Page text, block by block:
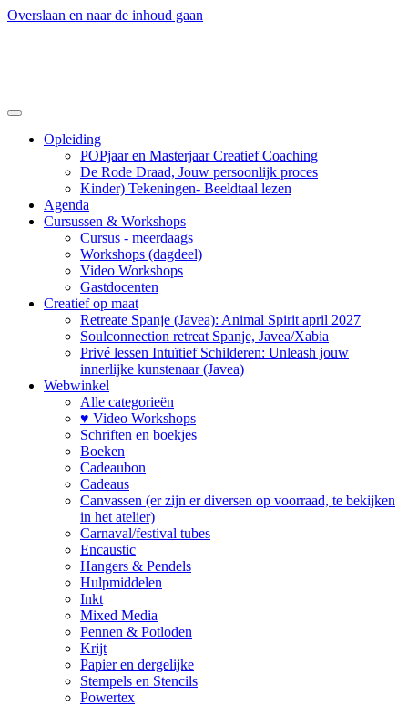
Overslaan en naar de inhoud gaan
Opleiding
POPjaar en Masterjaar Creatief Coaching
De Rode Draad, Jouw persoonlijk proces
Kinder) Tekeningen- Beeldtaal lezen
Agenda
Cursussen & Workshops
Cursus - meerdaags
Workshops (dagdeel)
Video Workshops
Gastdocenten
Creatief op maat
Retreate Spanje (Javea): Animal Spirit april 2027
Soulconnection retreat Spanje, Javea/Xabia
Privé lessen Intuïtief Schilderen: Unleash jouw
innerlijke kunstenaar (Javea)
Webwinkel
Alle categorieën
♥ Video Workshops
Schriften en boekjes
Boeken
Cadeaubon
Cadeaus
Canvassen (er zijn er diversen op voorraad, te bekijken
in het atelier)
Carnaval/festival tubes
Encaustic
Hangers & Pendels
Hulpmiddelen
Inkt
Mixed Media
Pennen & Potloden
Krijt
Papier en dergelijke
Stempels en Stencils
Powertex